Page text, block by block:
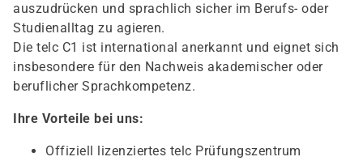
auszudrücken und sprachlich sicher im Berufs- oder
Studienalltag zu agieren.
Die telc C1 ist international anerkannt und eignet sich
insbesondere für den Nachweis akademischer oder
beruflicher Sprachkompetenz.
Ihre Vorteile bei uns:
Offiziell lizenziertes telc Prüfungszentrum